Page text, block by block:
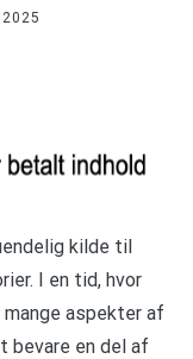
kilde til
I en tid, hvor
aspekter af
bevare en del af